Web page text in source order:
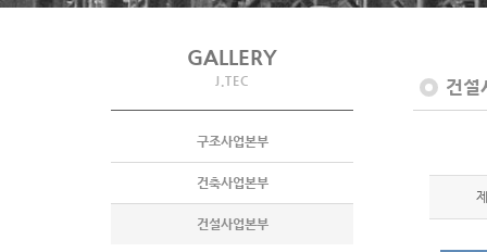
GALLERY
J.TEC
구조사업본부
건축사업본부
건설사업본부
건설